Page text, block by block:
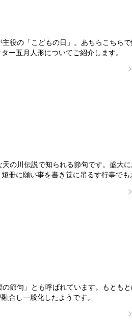
役の「こどもの日」。あちらこちら
ー五月人形についてご紹介します。
の川伝説で知られる節句です。盛大
冊に願い事を書き笹に吊るす行事でも
節句」とも呼ばれています。もともと
合し一般化したようです。